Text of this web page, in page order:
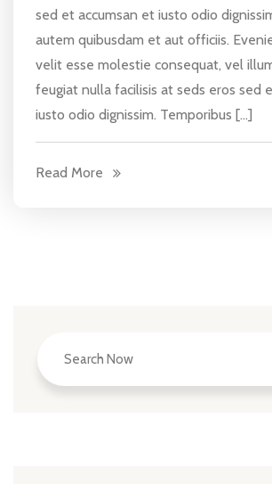
sed et accumsan et iusto odio
autem quibusdam et aut officiis.
velit esse molestie consequat, vel
feugiat nulla facilisis at seds eros sed
iusto odio dignissim. Temporibus […]
Read More